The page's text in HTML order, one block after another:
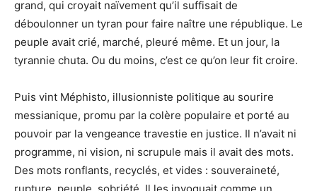
grand, qui croyait naïvement qu’il suffisait de
déboulonner un tyran pour faire naître une république. Le
peuple avait crié, marché, pleuré même. Et un jour, la
tyrannie chuta. Ou du moins, c’est ce qu’on leur fit croire.
Puis vint Méphisto, illusionniste politique au sourire
messianique, promu par la colère populaire et porté au
pouvoir par la vengeance travestie en justice. Il n’avait ni
programme, ni vision, ni scrupule mais il avait des mots.
Des mots ronflants, recyclés, et vides : souveraineté,